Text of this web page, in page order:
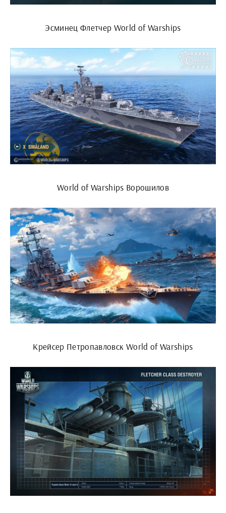
Эсминец Флетчер World of Warships
World of Warships Ворошилов
Крейсер Петропавловск World of Warships